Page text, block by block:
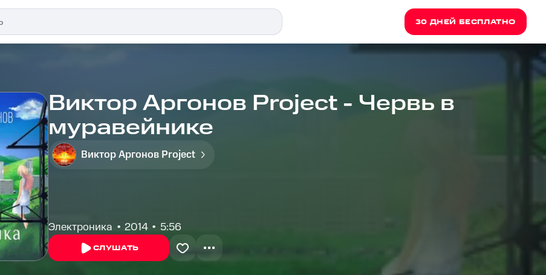
30 ДНЕЙ БЕСПЛАТНО
Виктор Аргонов Project - Червь в
муравейнике
Виктор Аргонов Project
Электроника 2014 5:56
СЛУШАТЬ